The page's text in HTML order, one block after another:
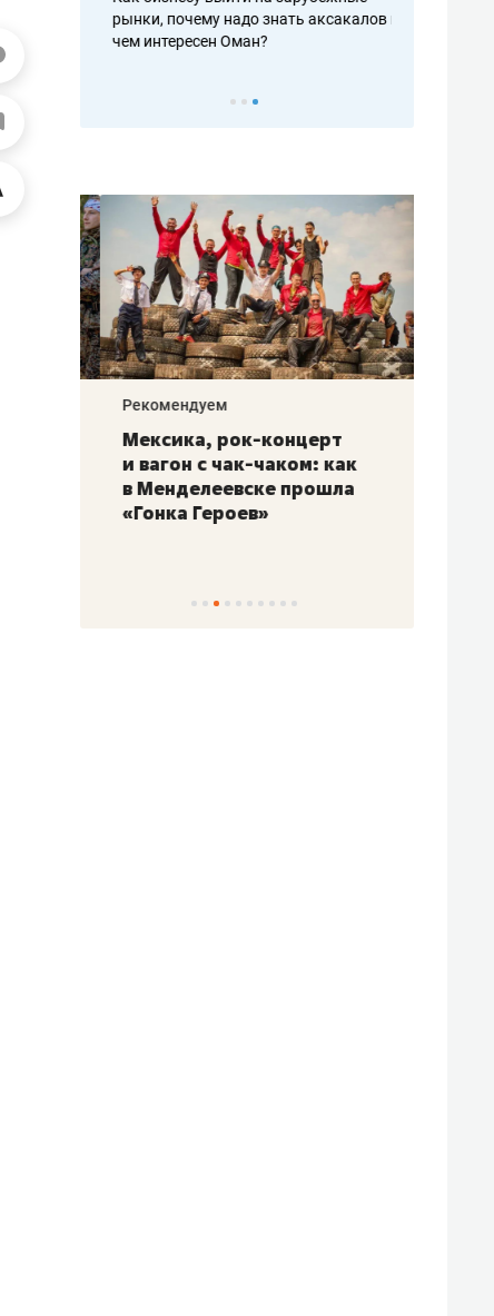
рынки, почему надо знать аксакалов и
чем интересен Оман?
Рекомендуем
Мексика, рок-концерт
и вагон с чак-чаком: как
в Менделеевске прошла
«Гонка Героев»